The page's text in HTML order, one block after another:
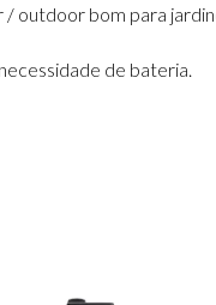
outdoor bom para
de bateria.